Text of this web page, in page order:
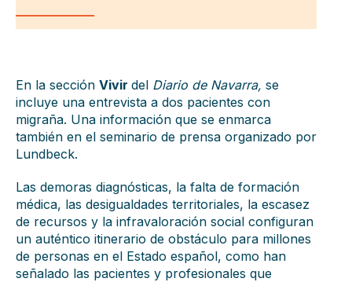
En la sección Vivir del Diario de Navarra, se
incluye una entrevista a dos pacientes con
migraña. Una información que se enmarca
también en el seminario de prensa organizado por
Lundbeck.
Las demoras diagnósticas, la falta de formación
médica, las desigualdades territoriales, la escasez
de recursos y la infravaloración social configuran
un auténtico itinerario de obstáculo para millones
de personas en el Estado español, como han
señalado las pacientes y profesionales que